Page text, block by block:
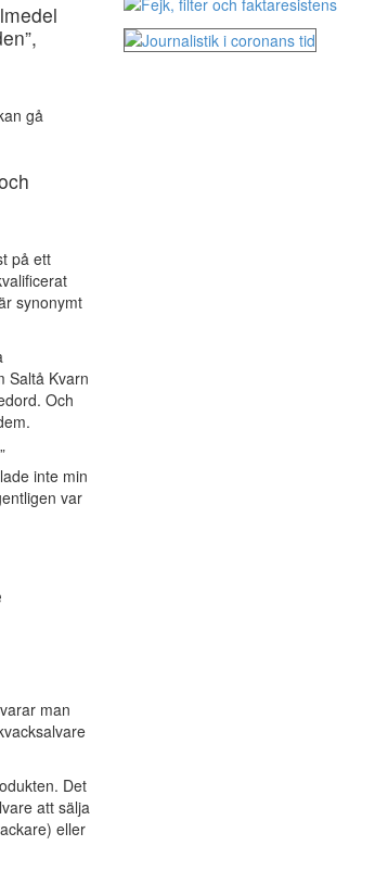
gå
på ett
synonymt
Saltå Kvarn
Och
inte min
var
man
Det
att sälja
eller